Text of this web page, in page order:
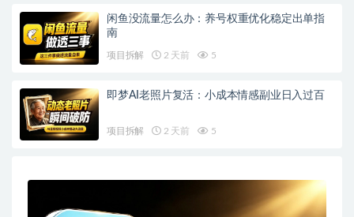
闲鱼没流量怎么办：养号权重优化稳定出单指
南
项目拆解 2 天前 5
即梦AI老照片复活：小成本情感副业日入过百
项目拆解 2 天前 5